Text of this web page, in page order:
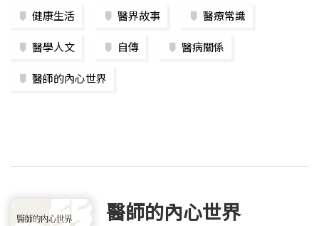
健康生活 醫界故事 醫療常識
醫學人文 自傳 醫病關係
醫師的內心世界
醫師的內心世界